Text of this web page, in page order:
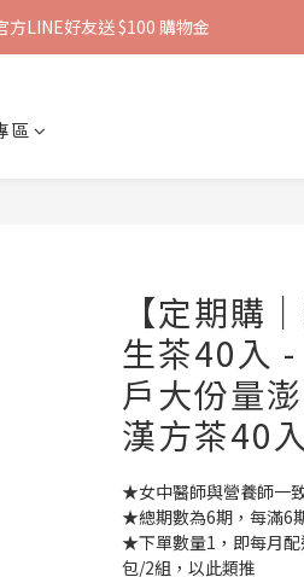
方LINE好友送 $100 購物金
區
【定期購
生茶40入
戶大份量
漢方茶40入
★女中醫師與營養師一
★總期數為6期，每滿6
★下單數量1，即每月
包/2組，以此類推